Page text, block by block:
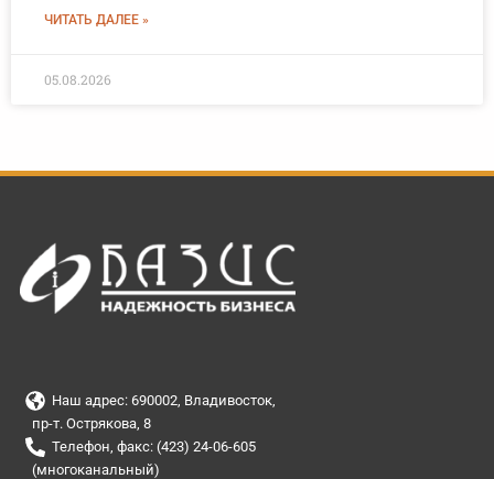
ЧИТАТЬ ДАЛЕЕ »
05.08.2026
Наш адрес: 690002, Владивосток,
пр-т. Острякова, 8
Телефон, факс: (423) 24-06-605
(многоканальный)